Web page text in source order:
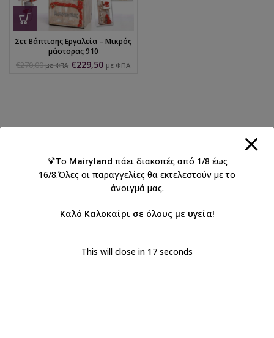
Σετ Βάπτισης Εργαλεία – Μικρός
μάστορας 910
€270,00 με ΦΠΑ €229,50 με ΦΠΑ
🍹Το Mairyland πάει διακοπές από 1/8 έως
16/8.Όλες οι παραγγελίες θα εκτελεστούν με το
άνοιγμά μας.
Καλό Καλοκαίρι σε όλους με υγεία!
This will close in 17 seconds